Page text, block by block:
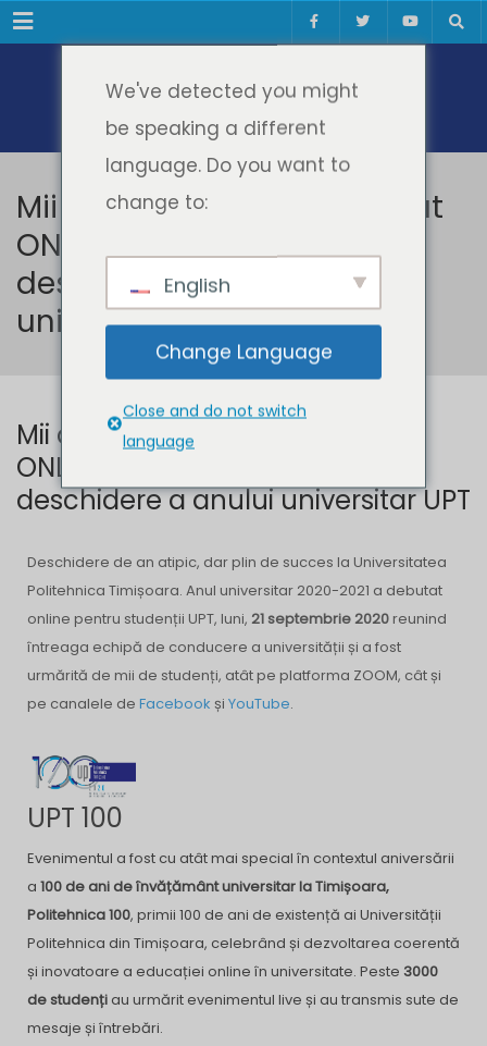
Meniul
Mii de studenți au participat
ONLINE la Ceremonia de
deschidere a anului
universitar UPT
Mii de studenți au participat
ONLINE la Ceremonia de
deschidere a anului universitar UPT
Deschidere de an atipic, dar plin de succes la Universitatea
Politehnica Timișoara. Anul universitar 2020-2021 a debutat
online pentru studenții UPT, luni, 21 septembrie 2020 reunind
întreaga echipă de conducere a universității și a fost
urmărită de mii de studenți, atât pe platforma ZOOM, cât și
pe canalele de Facebook și YouTube.
UPT 100
Evenimentul a fost cu atât mai special în contextul aniversării
a 100 de ani de învățământ universitar la Timișoara,
Politehnica 100, primii 100 de ani de existență ai Universității
Politehnica din Timișoara, celebrând și dezvoltarea coerentă
și inovatoare a educației online în universitate. Peste 3000
de studenți au urmărit evenimentul live și au transmis sute de
mesaje și întrebări.
We've detected you might
be speaking a different
language. Do you want to
change to:
English
Change Language
Close and do not switch
language